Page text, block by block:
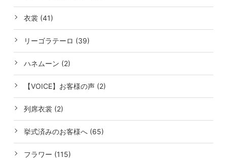
衣裳 (41)
リーゴラテーロ (39)
ハネムーン (2)
【VOICE】お客様の声 (2)
列席衣裳 (2)
挙式済みのお客様へ (65)
フラワー (115)